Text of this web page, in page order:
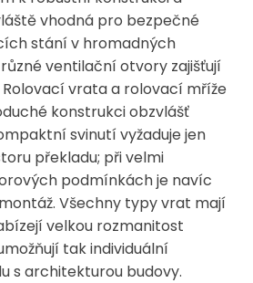
vhodná pro bezpečné
stání v hromadných
ventilační otvory zajišťují
vrata a rolovací mříže
konstrukci obzvlášť
svinutí vyžaduje jen
překladu; při velmi
podmínkách je navíc
Všechny typy vrat mají
velkou rozmanitost
tak individuální
s architekturou budovy.